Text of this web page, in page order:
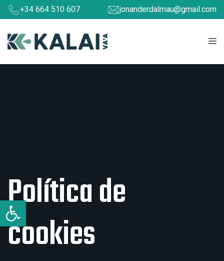
Abrir barra de herramientas
Saltar
al
contenido
+34 664 510 607 jonanderdalmau@gmail.com
Política de
cookies